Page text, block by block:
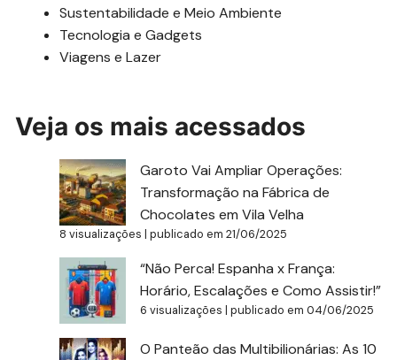
Sustentabilidade e Meio Ambiente
Tecnologia e Gadgets
Viagens e Lazer
Veja os mais acessados
Garoto Vai Ampliar Operações:
Transformação na Fábrica de
Chocolates em Vila Velha
8 visualizações |publicado em 21/06/2025
“Não Perca! Espanha x França:
Horário, Escalações e Como Assistir!”
6 visualizações |publicado em 04/06/2025
O Panteão das Multibilionárias: As 10